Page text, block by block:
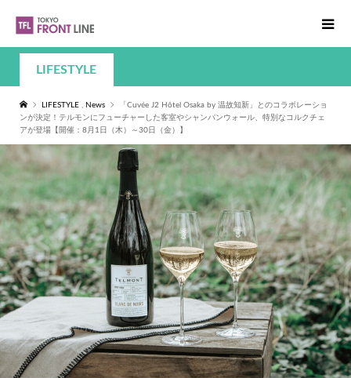
LIFESTYLE
LIFESTYLE , News
「Cuvée J2 Hôtel Osaka by 温故知新」とのコラボレーショ
ンが決定！テルモンにフューチャーした客室やシャンパンウォール、特別なコルクチェ
アが登場【開催：8月1日（木）～30日（金）】